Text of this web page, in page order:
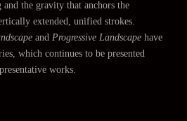
and the gravity that anchors the
extended, unified strokes.
and Progressive Landscape have
which continues to be presented
works.